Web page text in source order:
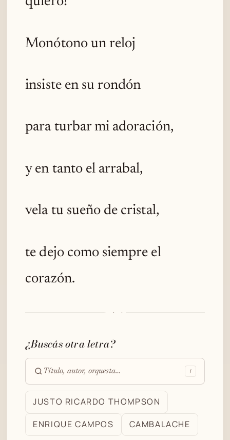
Monótono un reloj
insiste en su rondón
para turbar mi adoración,
y en tanto el arrabal,
vela tu sueño de cristal,
te dejo como siempre el
corazón.
· · ·
¿Buscás otra letra?
Buscar
en
archivo
/
JUSTO RICARDO THOMPSON
ENRIQUE CAMPOS
CAMBALACHE